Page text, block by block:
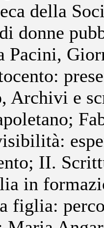
della
donne
Pacini,
Archivi e
II.
in
figlia: